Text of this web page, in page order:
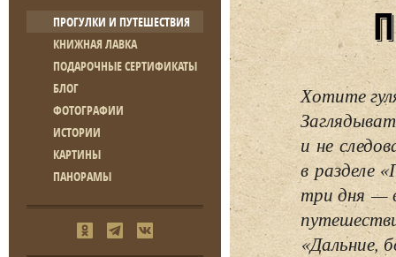
ПРОГУЛКИ И ПУТЕШЕСТВИЯ
КНИЖНАЯ ЛАВКА
ПОДАРОЧНЫЕ СЕРТИФИКАТЫ
БЛОГ
ФОТОГРАФИИ
ИСТОРИИ
КАРТИНЫ
ПАНОРАМЫ
Хотите
и не
в разделе
три дня —
«Дальние,